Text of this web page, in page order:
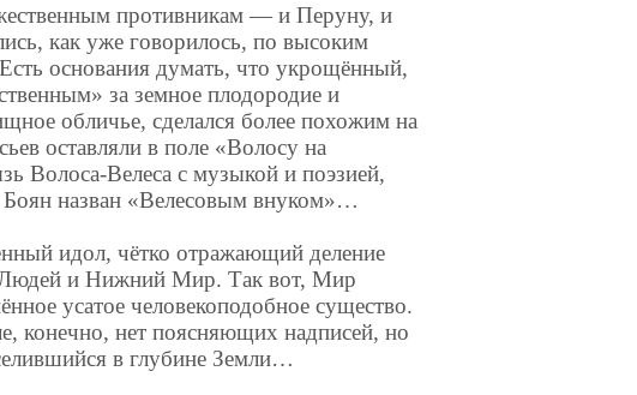
противникам — и Перуну, и
как уже говорилось, по высоким
основания думать, что укрощённый,
за земное плодородие и
обличье, сделался более похожим на
оставляли в поле «Волосу на
Волоса-Велеса с музыкой и поэзией,
назван «Велесовым внуком»…
идол, чётко отражающий деление
и Нижний Мир. Так вот, Мир
усатое человекоподобное существо.
конечно, нет поясняющих надписей, но
в глубине Земли…